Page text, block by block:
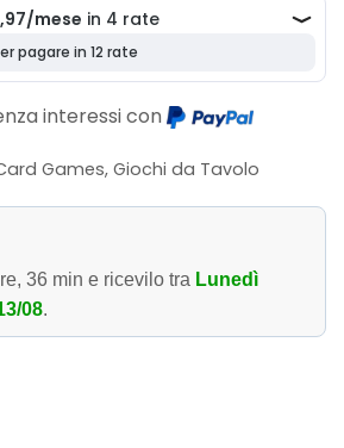
interessi con
Games, Giochi da Tavolo
36 min e ricevilo tra Lunedì
08.